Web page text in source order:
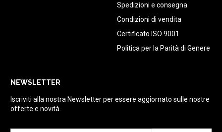
Spedizioni e consegna
Condizioni di vendita
Certificato ISO 9001
Politica per la Parità di Genere
NEWSLETTER
Iscriviti alla nostra Newsletter per essere aggiornato sulle nostre
offerte e novità.